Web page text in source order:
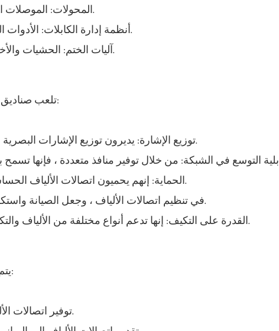
المحولات: الموصلات التي تسهل توصيل كابلات الألياف بمكونات الشبكة الأخرى.
أنظمة إدارة الكابلات: الأدوات التنظيمية التي تمنع تشابك الكابلات وتضمن التوجيه السليم.
آليات الختم: الحشيات والأختام التي توفر حماية البيئة ، وخاصة في المنشآت الخارجية.
تلعب صناديق توزيع الألياف عدة أدوار محورية في شبكات الألياف البصرية:
توزيع الإشارة: يديرون توزيع الإشارات البصرية من كابل الألياف الرئيسي إلى خطوط المشتركين الفردية.
الحماية: إنهم يحميون اتصالات الألياف الحساسة من الأضرار البيئية والإجهاد البدني والملوثات المحتملة.
المنظمة: تساعد FDBs في تنظيم اتصالات الألياف ، وجعل الصيانة واستكشاف الأخطاء وإصلاحها أكثر كفاءة.
القدرة على التكيف: إنها تدعم أنواع مختلفة من الألياف والتكوينات ، مما يضمن التوافق مع تصميمات الشبكة المتنوعة.
يتم استخدام صناديق توزيع الألياف في العديد من السيناريوهات:
FTTH (الألياف إلى المنزل): توفير اتصالات الألياف المباشرة للمباني السكنية.